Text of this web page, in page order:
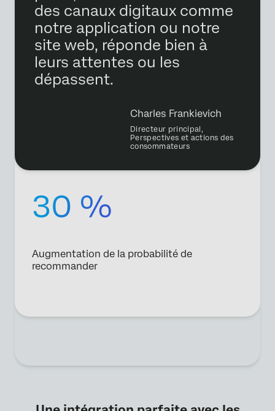
des canaux digitaux comme
notre application ou notre
site web, réponde bien à
leurs attentes ou les
dépassent.
Charles Frankievich
Directeur principal,
Perspectives et actions des
consommateurs
30 %
Augmentation de la probabilité de
recommander